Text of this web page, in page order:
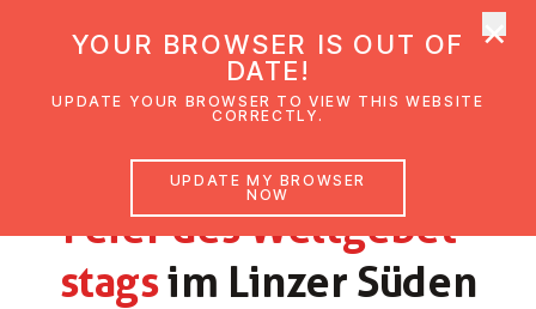
Feier des Welt­ge­b­et­
stagsim Linzer Süden
NEWS
YOUR BROWSER IS OUT OF
DATE!
UPDATE YOUR BROWSER TO VIEW THIS WEBSITE
CORRECTLY.
UPDATE MY BROWSER
NOW
×